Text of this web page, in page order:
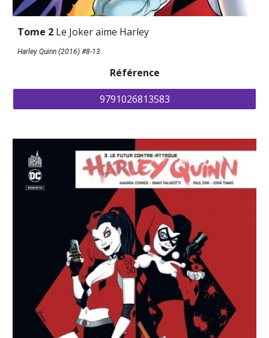
Tome 2 Le Joker aime Harley
Harley Quinn (2016) #8-13
Référence
9791026813583